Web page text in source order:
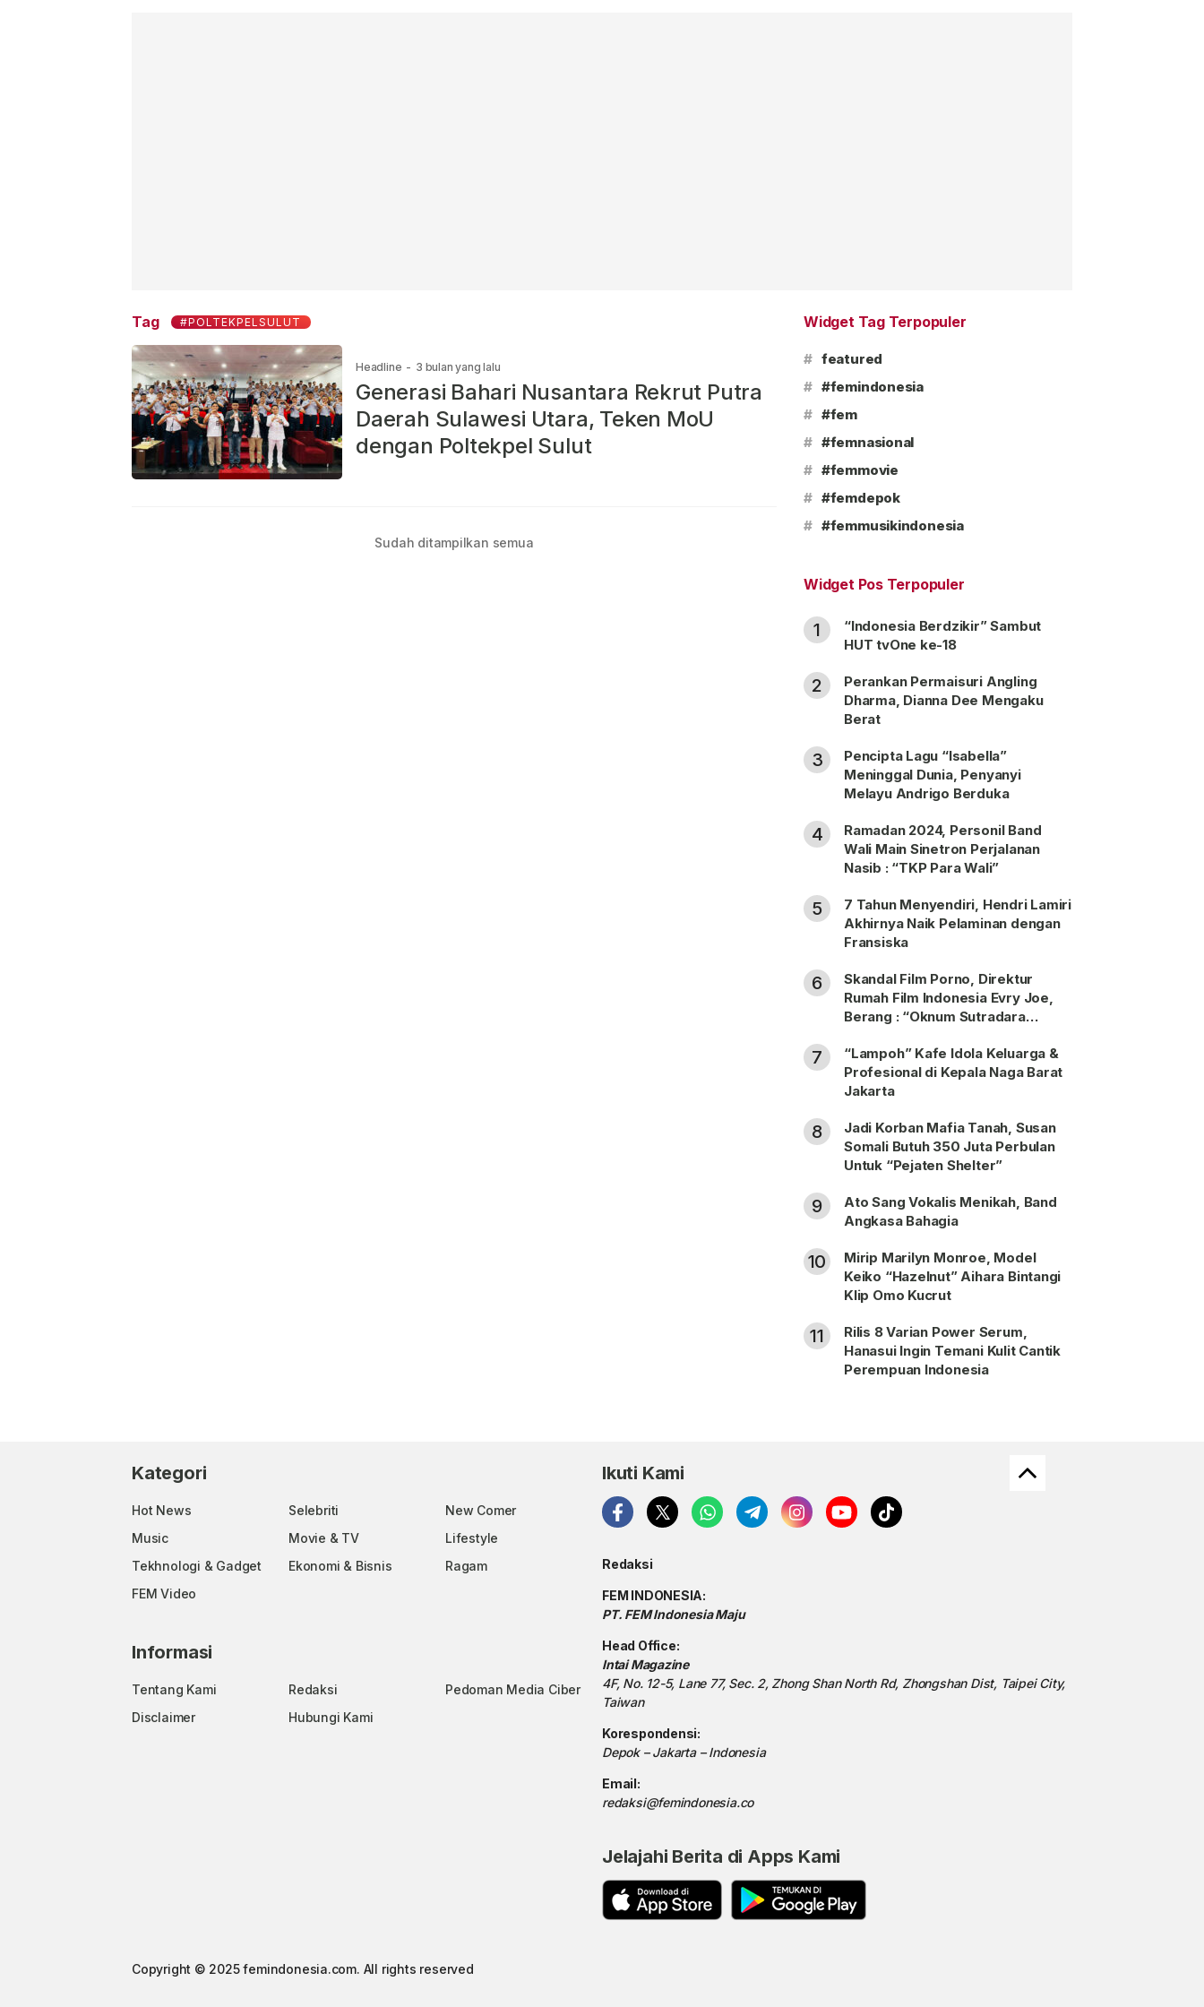
Tag #POLTEKPELSULUT
Headline - 3 bulan yang lalu
Generasi Bahari Nusantara Rekrut Putra
Daerah Sulawesi Utara, Teken MoU
dengan Poltekpel Sulut
Sudah ditampilkan semua
Widget Tag Terpopuler
# featured
# #femindonesia
# #fem
# #femnasional
# #femmovie
# #femdepok
# #femmusikindonesia
Widget Pos Terpopuler
1
“Indonesia Berdzikir” Sambut
HUT tvOne ke-18
2
Perankan Permaisuri Angling
Dharma, Dianna Dee Mengaku
Berat
3
Pencipta Lagu “Isabella”
Meninggal Dunia, Penyanyi
Melayu Andrigo Berduka
4
Ramadan 2024, Personil Band
Wali Main Sinetron Perjalanan
Nasib : “TKP Para Wali”
5
7 Tahun Menyendiri, Hendri Lamiri
Akhirnya Naik Pelaminan dengan
Fransiska
6
Skandal Film Porno, Direktur
Rumah Film Indonesia Evry Joe,
Berang : “Oknum Sutradara
7
“Lampoh” Kafe Idola Keluarga &
Profesional di Kepala Naga Barat
Jakarta
8
Jadi Korban Mafia Tanah, Susan
Somali Butuh 350 Juta Perbulan
Untuk “Pejaten Shelter”
9
Ato Sang Vokalis Menikah, Band
Angkasa Bahagia
10
Mirip Marilyn Monroe, Model
Keiko “Hazelnut” Aihara Bintangi
Klip Omo Kucrut
11
Rilis 8 Varian Power Serum,
Hanasui Ingin Temani Kulit Cantik
Perempuan Indonesia
Kategori
Hot News Selebriti
New Comer
Music
Movie & TV
Lifestyle
Tekhnologi & Gadget
Ekonomi & Bisnis
Ragam
FEM Video
Informasi
Tentang Kami Redaksi
Pedoman Media Ciber
Disclaimer
Hubungi Kami
Ikuti Kami
Redaksi
FEM INDONESIA:
PT. FEM Indonesia Maju
Head Office:
Intai Magazine
4F, No. 12-5, Lane 77, Sec. 2, Zhong Shan North Rd, Zhongshan Dist, Taipei City,
Taiwan
Korespondensi:
Depok – Jakarta – Indonesia
Email:
redaksi@femindonesia.co
Jelajahi Berita di Apps Kami
Copyright © 2025 femindonesia.com. All rights reserved